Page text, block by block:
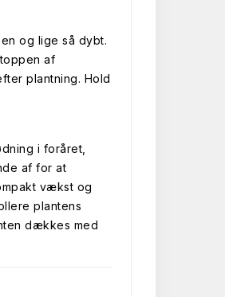
og lige så dybt.
af
plantning. Hold
i foråret,
af for at
vækst og
plantens
dækkes med